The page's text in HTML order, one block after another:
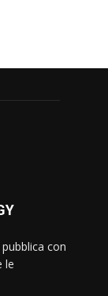
con
le